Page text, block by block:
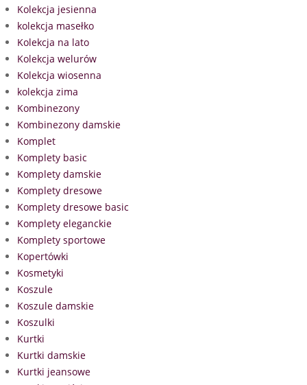
Kolekcja jesienna
kolekcja masełko
Kolekcja na lato
Kolekcja welurów
Kolekcja wiosenna
kolekcja zima
Kombinezony
Kombinezony damskie
Komplet
Komplety basic
Komplety damskie
Komplety dresowe
Komplety dresowe basic
Komplety eleganckie
Komplety sportowe
Kopertówki
Kosmetyki
Koszule
Koszule damskie
Koszulki
Kurtki
Kurtki damskie
Kurtki jeansowe